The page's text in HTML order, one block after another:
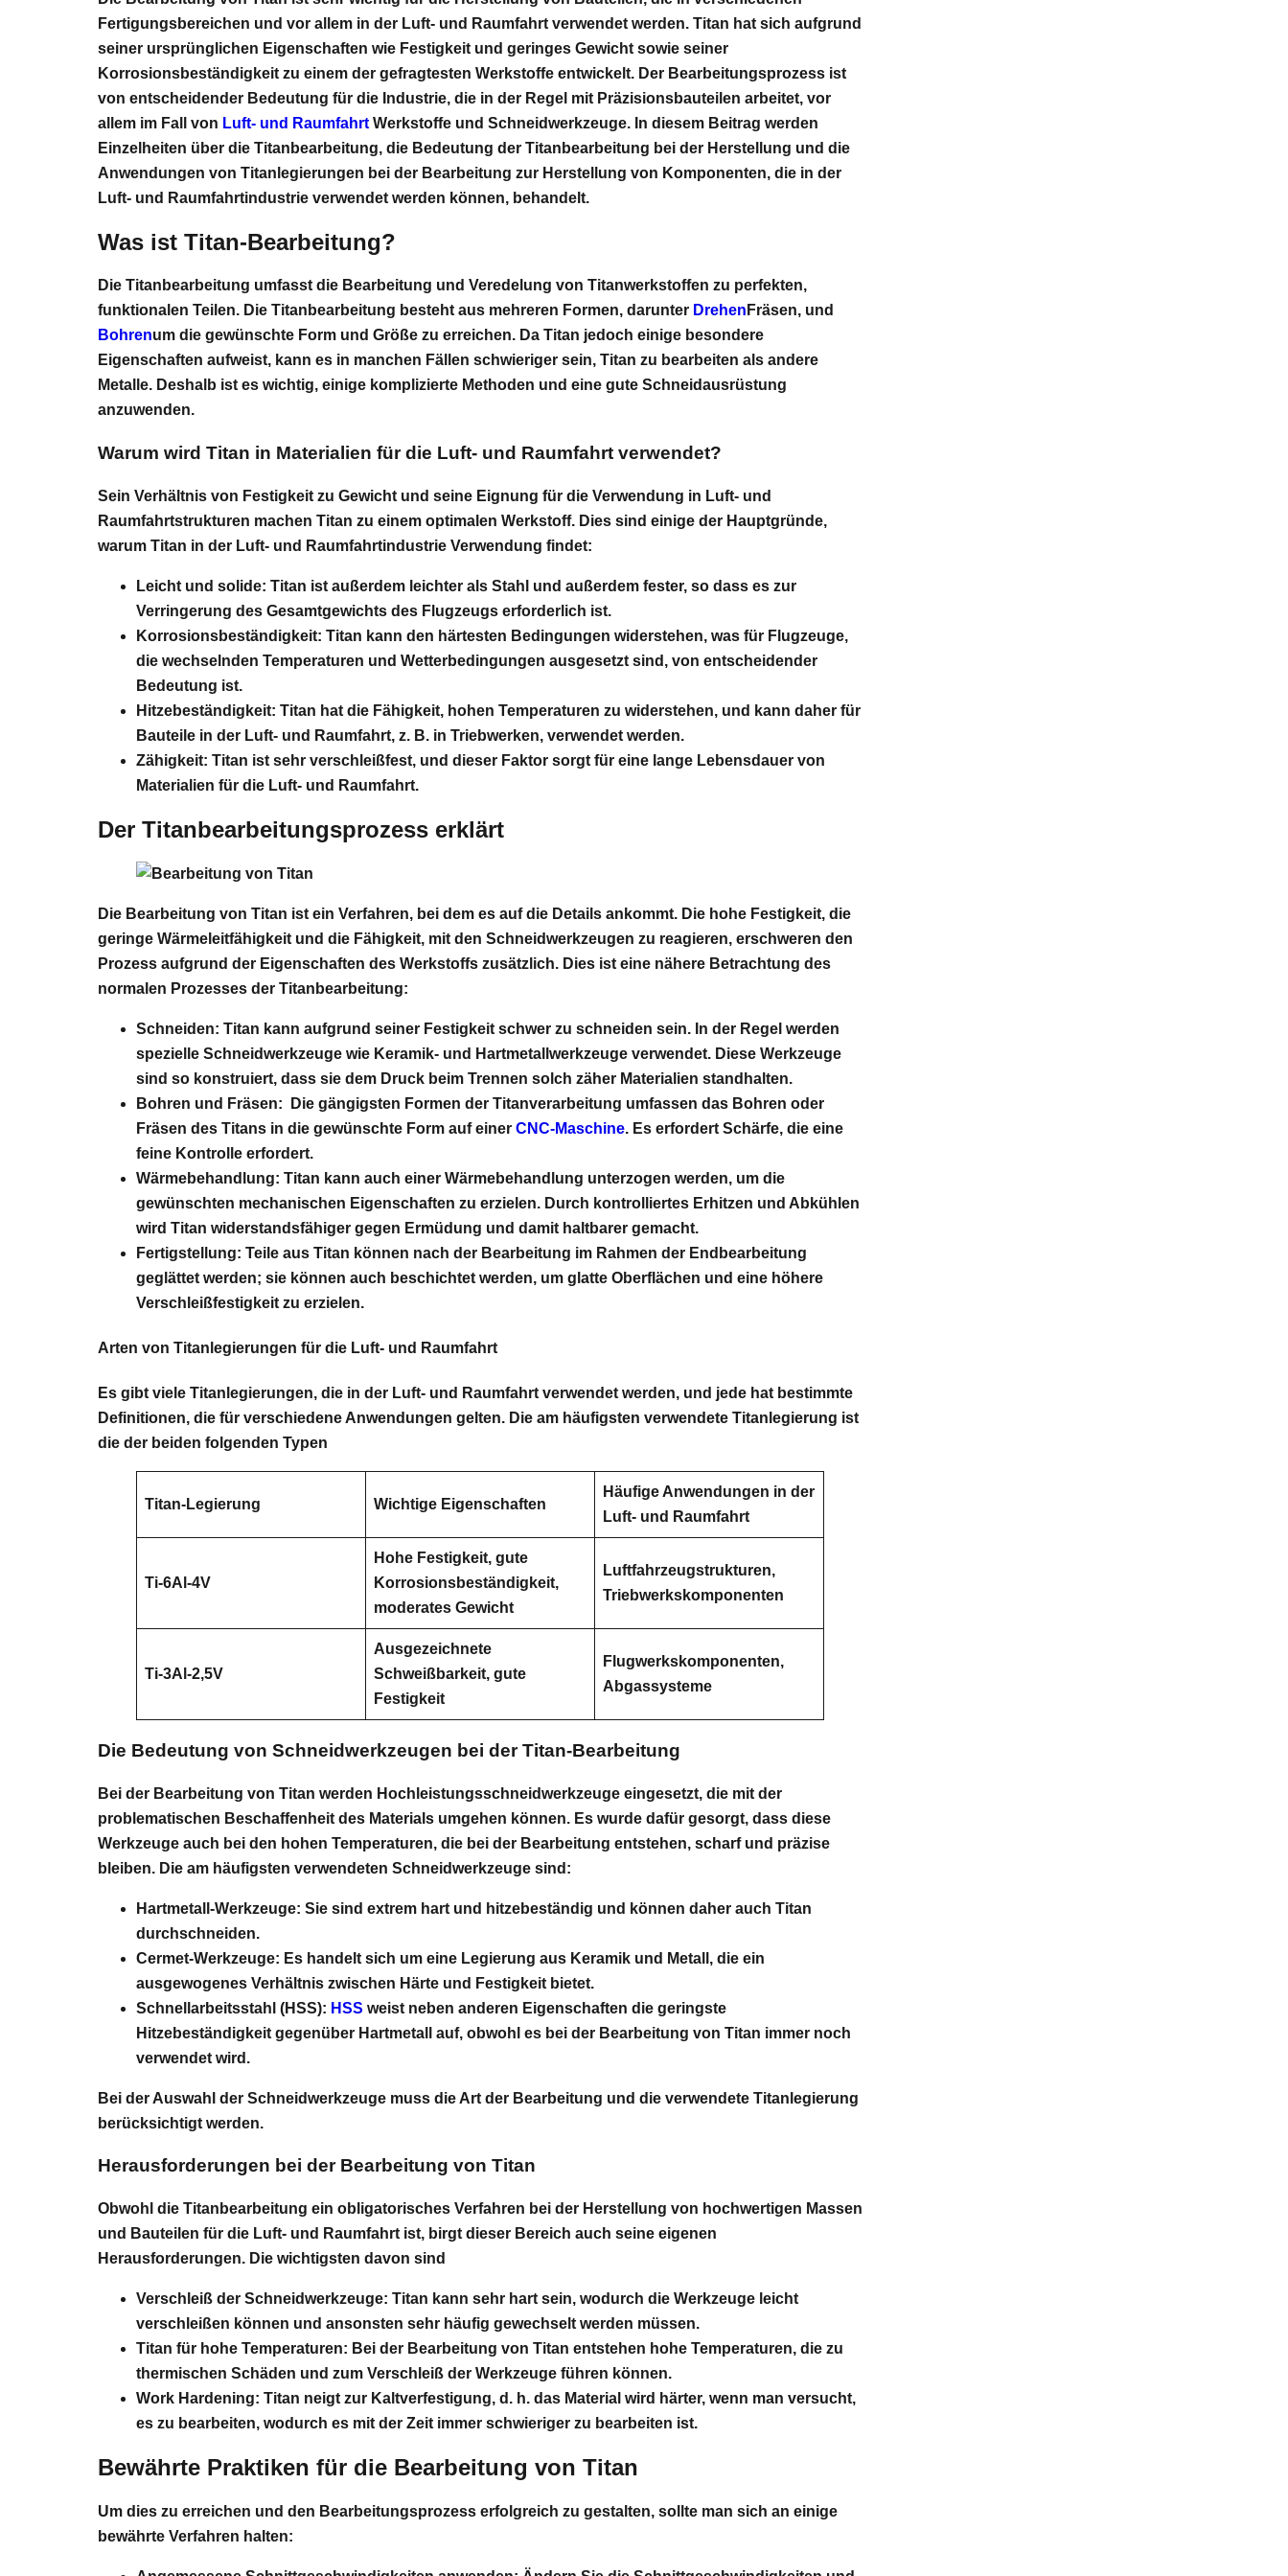
Fertigungsbereichen und vor allem in der Luft- und Raumfahrt verwendet werden. Titan hat sich aufgrund
seiner ursprünglichen Eigenschaften wie Festigkeit und geringes Gewicht sowie seiner
Korrosionsbeständigkeit zu einem der gefragtesten Werkstoffe entwickelt. Der Bearbeitungsprozess ist
von entscheidender Bedeutung für die Industrie, die in der Regel mit Präzisionsbauteilen arbeitet, vor
allem im Fall von Luft- und Raumfahrt Werkstoffe und Schneidwerkzeuge. In diesem Beitrag werden
Einzelheiten über die Titanbearbeitung, die Bedeutung der Titanbearbeitung bei der Herstellung und die
Anwendungen von Titanlegierungen bei der Bearbeitung zur Herstellung von Komponenten, die in der
Luft- und Raumfahrtindustrie verwendet werden können, behandelt.
Was ist Titan-Bearbeitung?
Die Titanbearbeitung umfasst die Bearbeitung und Veredelung von Titanwerkstoffen zu perfekten,
funktionalen Teilen. Die Titanbearbeitung besteht aus mehreren Formen, darunter Drehen Fräsen, und
Bohrenum die gewünschte Form und Größe zu erreichen. Da Titan jedoch einige besondere
Eigenschaften aufweist, kann es in manchen Fällen schwieriger sein, Titan zu bearbeiten als andere
Metalle. Deshalb ist es wichtig, einige komplizierte Methoden und eine gute Schneidausrüstung
anzuwenden.
Warum wird Titan in Materialien für die Luft- und Raumfahrt verwendet?
Sein Verhältnis von Festigkeit zu Gewicht und seine Eignung für die Verwendung in Luft- und
Raumfahrtstrukturen machen Titan zu einem optimalen Werkstoff. Dies sind einige der Hauptgründe,
warum Titan in der Luft- und Raumfahrtindustrie Verwendung findet:
Leicht und solide: Titan ist außerdem leichter als Stahl und außerdem fester, so dass es zur
Verringerung des Gesamtgewichts des Flugzeugs erforderlich ist.
Korrosionsbeständigkeit: Titan kann den härtesten Bedingungen widerstehen, was für Flugzeuge,
die wechselnden Temperaturen und Wetterbedingungen ausgesetzt sind, von entscheidender
Bedeutung ist.
Hitzebeständigkeit: Titan hat die Fähigkeit, hohen Temperaturen zu widerstehen, und kann daher für
Bauteile in der Luft- und Raumfahrt, z. B. in Triebwerken, verwendet werden.
Zähigkeit: Titan ist sehr verschleißfest, und dieser Faktor sorgt für eine lange Lebensdauer von
Materialien für die Luft- und Raumfahrt.
Der Titanbearbeitungsprozess erklärt
Die Bearbeitung von Titan ist ein Verfahren, bei dem es auf die Details ankommt. Die hohe Festigkeit, die
geringe Wärmeleitfähigkeit und die Fähigkeit, mit den Schneidwerkzeugen zu reagieren, erschweren den
Prozess aufgrund der Eigenschaften des Werkstoffs zusätzlich. Dies ist eine nähere Betrachtung des
normalen Prozesses der Titanbearbeitung:
Schneiden: Titan kann aufgrund seiner Festigkeit schwer zu schneiden sein. In der Regel werden
spezielle Schneidwerkzeuge wie Keramik- und Hartmetallwerkzeuge verwendet. Diese Werkzeuge
sind so konstruiert, dass sie dem Druck beim Trennen solch zäher Materialien standhalten.
Bohren und Fräsen: Die gängigsten Formen der Titanverarbeitung umfassen das Bohren oder
Fräsen des Titans in die gewünschte Form auf einer CNC-Maschine. Es erfordert Schärfe, die eine
feine Kontrolle erfordert.
Wärmebehandlung: Titan kann auch einer Wärmebehandlung unterzogen werden, um die
gewünschten mechanischen Eigenschaften zu erzielen. Durch kontrolliertes Erhitzen und Abkühlen
wird Titan widerstandsfähiger gegen Ermüdung und damit haltbarer gemacht.
Fertigstellung: Teile aus Titan können nach der Bearbeitung im Rahmen der Endbearbeitung
geglättet werden; sie können auch beschichtet werden, um glatte Oberflächen und eine höhere
Verschleißfestigkeit zu erzielen.
Arten von Titanlegierungen für die Luft- und Raumfahrt
Es gibt viele Titanlegierungen, die in der Luft- und Raumfahrt verwendet werden, und jede hat bestimmte
Definitionen, die für verschiedene Anwendungen gelten. Die am häufigsten verwendete Titanlegierung ist
die der beiden folgenden Typen
Titan-Legierung Wichtige Eigenschaften
Häufige Anwendungen in der
Luft- und Raumfahrt
Ti-6Al-4V
Hohe Festigkeit, gute
Korrosionsbeständigkeit,
moderates Gewicht
Luftfahrzeugstrukturen,
Triebwerkskomponenten
Ti-3Al-2,5V
Ausgezeichnete
Schweißbarkeit, gute
Festigkeit
Flugwerkskomponenten,
Abgassysteme
Die Bedeutung von Schneidwerkzeugen bei der Titan-Bearbeitung
Bei der Bearbeitung von Titan werden Hochleistungsschneidwerkzeuge eingesetzt, die mit der
problematischen Beschaffenheit des Materials umgehen können. Es wurde dafür gesorgt, dass diese
Werkzeuge auch bei den hohen Temperaturen, die bei der Bearbeitung entstehen, scharf und präzise
bleiben. Die am häufigsten verwendeten Schneidwerkzeuge sind:
Hartmetall-Werkzeuge: Sie sind extrem hart und hitzebeständig und können daher auch Titan
durchschneiden.
Cermet-Werkzeuge: Es handelt sich um eine Legierung aus Keramik und Metall, die ein
ausgewogenes Verhältnis zwischen Härte und Festigkeit bietet.
Schnellarbeitsstahl (HSS): HSS weist neben anderen Eigenschaften die geringste
Hitzebeständigkeit gegenüber Hartmetall auf, obwohl es bei der Bearbeitung von Titan immer noch
verwendet wird.
Bei der Auswahl der Schneidwerkzeuge muss die Art der Bearbeitung und die verwendete Titanlegierung
berücksichtigt werden.
Herausforderungen bei der Bearbeitung von Titan
Obwohl die Titanbearbeitung ein obligatorisches Verfahren bei der Herstellung von hochwertigen Massen
und Bauteilen für die Luft- und Raumfahrt ist, birgt dieser Bereich auch seine eigenen
Herausforderungen. Die wichtigsten davon sind
Verschleiß der Schneidwerkzeuge: Titan kann sehr hart sein, wodurch die Werkzeuge leicht
verschleißen können und ansonsten sehr häufig gewechselt werden müssen.
Titan für hohe Temperaturen: Bei der Bearbeitung von Titan entstehen hohe Temperaturen, die zu
thermischen Schäden und zum Verschleiß der Werkzeuge führen können.
Work Hardening: Titan neigt zur Kaltverfestigung, d. h. das Material wird härter, wenn man versucht,
es zu bearbeiten, wodurch es mit der Zeit immer schwieriger zu bearbeiten ist.
Bewährte Praktiken für die Bearbeitung von Titan
Um dies zu erreichen und den Bearbeitungsprozess erfolgreich zu gestalten, sollte man sich an einige
bewährte Verfahren halten: